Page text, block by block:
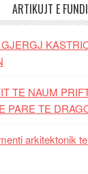
ARTIKUJT E
TE NAUM
PARE TE
arkitektonik